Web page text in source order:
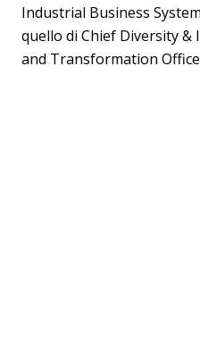
Industrial Business
quello di Chief Diversity &
and Transformation